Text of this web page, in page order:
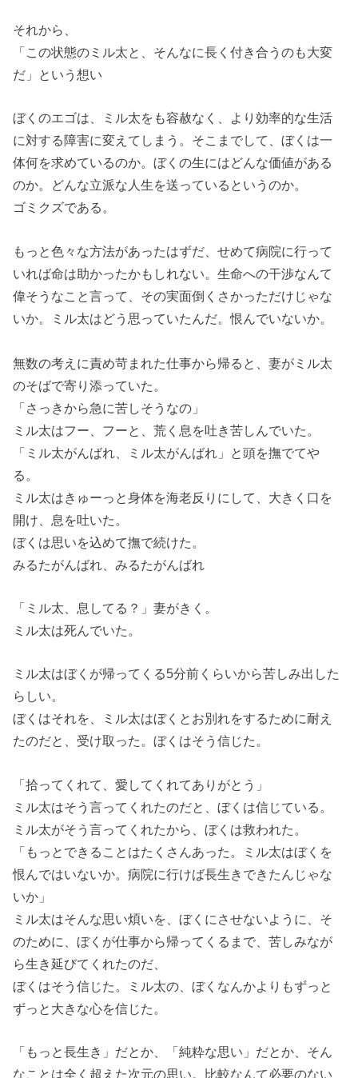
それから、
「この状態のミル太と、そんなに長く付き合うのも大変
だ」という想い
ぼくのエゴは、ミル太をも容赦なく、より効率的な生活
に対する障害に変えてしまう。そこまでして、ぼくは一
体何を求めているのか。ぼくの生にはどんな価値がある
のか。どんな立派な人生を送っているというのか。
ゴミクズである。
もっと色々な方法があったはずだ、せめて病院に行って
いれば命は助かったかもしれない。生命への干渉なんて
偉そうなこと言って、その実面倒くさかっただけじゃな
いか。ミル太はどう思っていたんだ。恨んでいないか。
無数の考えに責め苛まれた仕事から帰ると、妻がミル太
のそばで寄り添っていた。
「さっきから急に苦しそうなの」
ミル太はフー、フーと、荒く息を吐き苦しんでいた。
「ミル太がんばれ、ミル太がんばれ」と頭を撫でてや
る。
ミル太はきゅーっと身体を海老反りにして、大きく口を
開け、息を吐いた。
ぼくは思いを込めて撫で続けた。
みるたがんばれ、みるたがんばれ
「ミル太、息してる？」妻がきく。
ミル太は死んでいた。
ミル太はぼくが帰ってくる5分前くらいから苦しみ出した
らしい。
ぼくはそれを、ミル太はぼくとお別れをするために耐え
たのだと、受け取った。ぼくはそう信じた。
「拾ってくれて、愛してくれてありがとう」
ミル太はそう言ってくれたのだと、ぼくは信じている。
ミル太がそう言ってくれたから、ぼくは救われた。
「もっとできることはたくさんあった。ミル太はぼくを
恨んではいないか。病院に行けば長生きできたんじゃな
いか」
ミル太はそんな思い煩いを、ぼくにさせないように、そ
のために、ぼくが仕事から帰ってくるまで、苦しみなが
ら生き延びてくれたのだ、
ぼくはそう信じた。ミル太の、ぼくなんかよりもずっと
ずっと大きな心を信じた。
「もっと長生き」だとか、「純粋な思い」だとか、そん
なことは全く超えた次元の思い。比較なんて必要のない